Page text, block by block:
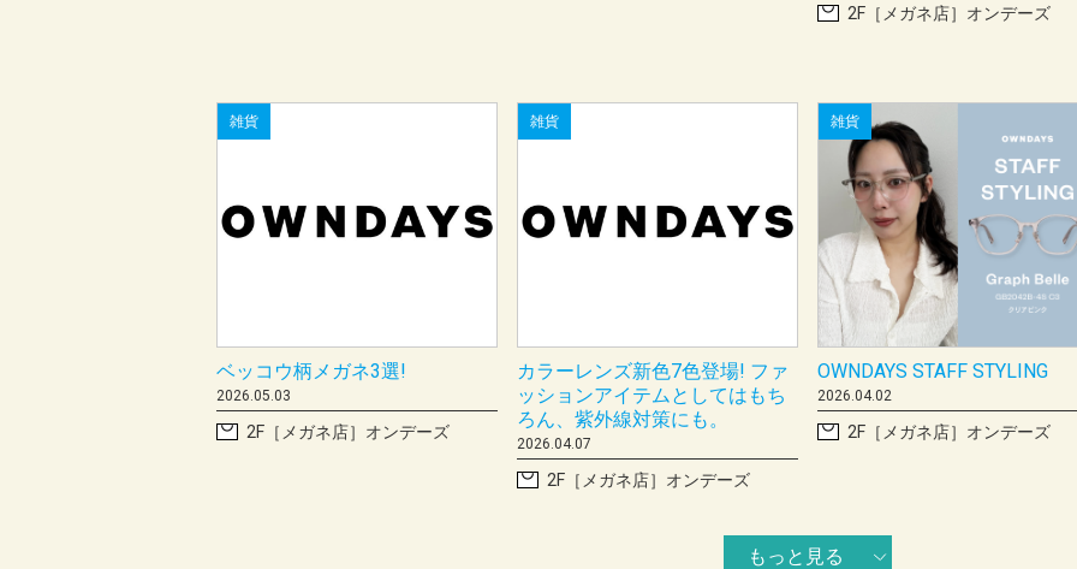
2F［メガネ店］オンデーズ
雑貨
ベッコウ柄メガネ3選!
2026.05.03
2F［メガネ店］オンデーズ
雑貨
カラーレンズ新色7色登場! ファ
ッションアイテムとしてはもち
ろん、紫外線対策にも。
2026.04.07
2F［メガネ店］オンデーズ
雑貨
OWNDAYS STAFF STYLING
2026.04.02
2F［メガネ店］オンデーズ
もっと見る